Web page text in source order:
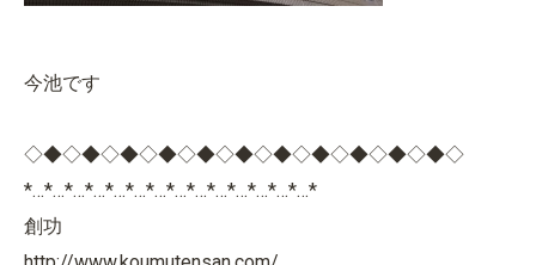
今池です
◇◆◇◆◇◆◇◆◇◆◇◆◇◆◇◆◇◆◇◆◇◆◇
*…*…*…*…*…*…*…*…*…*…*…*…*…*…*
創功